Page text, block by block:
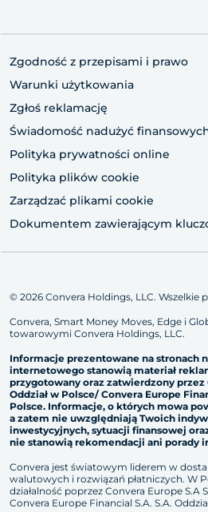
Zgodność z przepisami i prawo
Warunki użytkowania
Zgłoś reklamację
Świadomość nadużyć
Polityka prywatności online
Polityka plików cookie
Zarządzać plikami cookie
Dokumentem zawierającym
© 2026 Convera Holdings, LLC. Wszelkie
Convera, Smart Money Moves, Edge i
towarowymi Convera Holdings, LLC.
Informacje prezentowane na stronach
internetowego stanowią materiał
przygotowany oraz zatwierdzony przez
Oddział w Polsce/ Convera Europe
Polsce. Informacje, o których mowa
a zatem nie uwzględniają Twoich
inwestycyjnych, sytuacji finansowej
nie stanowią rekomendacji ani porady
Convera jest światowym liderem w
walutowych i rozwiązań płatniczych. W
działalność poprzez Convera Europe S.A
Convera Europe Financial S.A. S.A.